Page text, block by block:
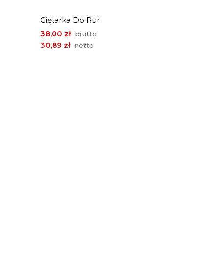
Giętarka Do Rur
Cena
38,00 zł brutto
30,89 zł netto